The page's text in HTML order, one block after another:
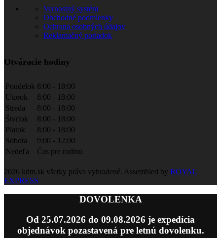
Vernostný systém
Obchodné podmienky
Ochrana osobných údajov
Reklamačný poriadok
Otváracie hodiny
Pondelok 8:00 - 18:00
Utorok
8:00 - 18:00
Streda
8:00 - 18:00
Štvrtok
8:00 - 18:00
Piatok
8:00 - 18:00
Sobota
9:00 - 12:00
Nedeľa
Čas pre rodinu
2026 kdm.sk všetky práva vyhradené. Assembled by ROYAL
EXPRESS
DOVOLENKA
Od 25.07.2026 do 09.08.2026 je expedícia
objednávok pozastavená pre letnú dovolenku.